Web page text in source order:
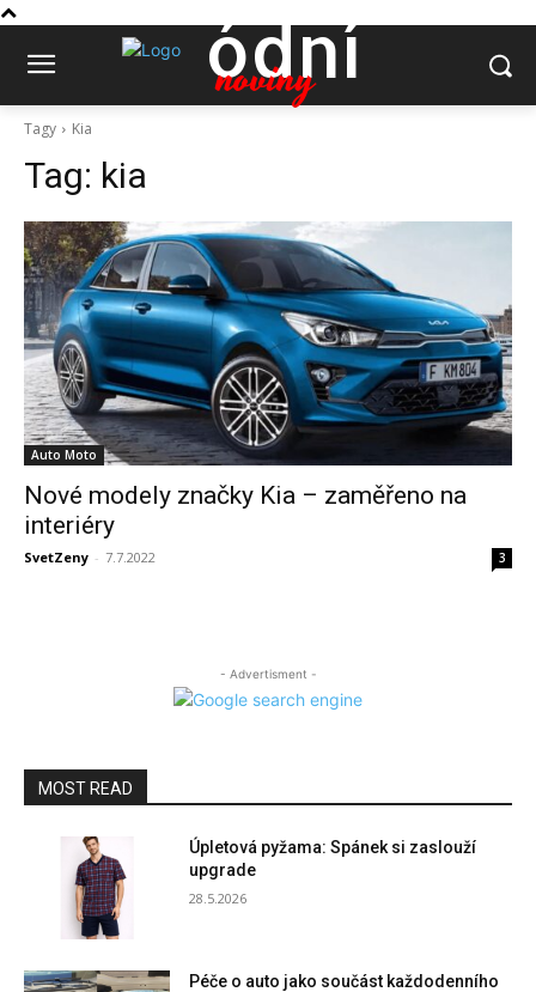
ódní
noviny
Tagy Kia
Tag: kia
Auto Moto
Nové modely značky Kia – zaměřeno na
interiéry
SvetZeny - 7.7.2022 3
- Advertisment -
MOST READ
Úpletová pyžama: Spánek si zaslouží
upgrade
28.5.2026
Péče o auto jako součást každodenního